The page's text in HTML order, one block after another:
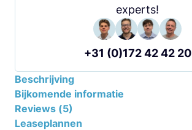
experts!
+31 (0)172 42 42 20
Beschrijving
Bijkomende informatie
Reviews (5)
Leaseplannen